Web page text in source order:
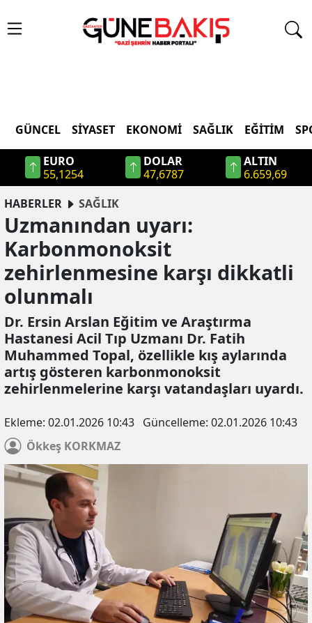
GÜNCEL SIYASET EKONOMI SAĞLIK EĞITIM
EURO
55,1254
DOLAR
47,6787
ALTIN
6.659,69
HABERLER
SAĞLIK
Uzmanından uyarı:
Karbonmonoksit
zehirlenmesine karşı dikkatli
olunmalı
Dr. Ersin Arslan Eğitim ve Araştırma
Hastanesi Acil Tıp Uzmanı Dr. Fatih
Muhammed Topal, özellikle kış aylarında
artış gösteren karbonmonoksit
zehirlenmelerine karşı vatandaşları uyardı.
Ekleme: 02.01.2026 10:43 Güncelleme: 02.01.2026 10:43
Ökkeş KORKMAZ